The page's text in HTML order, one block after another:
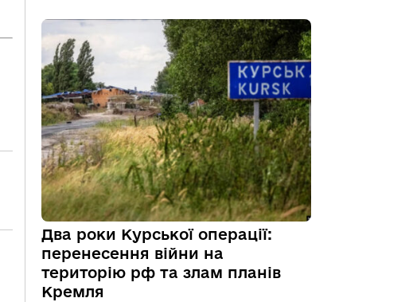
Два роки Курської операції:
перенесення війни на
територію рф та злам планів
Кремля